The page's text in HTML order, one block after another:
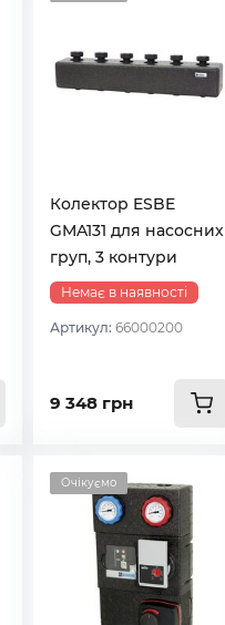
Колектор ESBE
GMA131 для насосних
груп, 3 контури
Немає в наявності
Артикул: 66000200
9 348 грн
Очікуємо